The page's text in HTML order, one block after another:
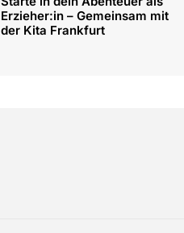
Erzieher:in – Gemeinsam mit
der Kita Frankfurt